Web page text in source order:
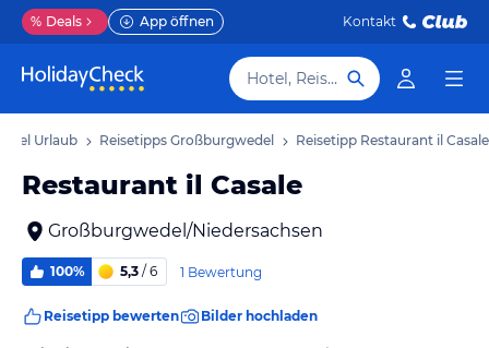
% Deals App öffnen Kontakt
Hotel, Reiseziel
Urlaub Reisetipps Großburgwedel Reisetipp Restaurant il Casale
Restaurant il Casale
Großburgwedel/Niedersachsen
100% 5,3 / 6 1 Bewertung
Reisetipp bewerten Bilder hochladen